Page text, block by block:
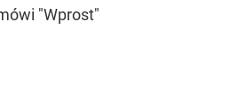
"Wprost"